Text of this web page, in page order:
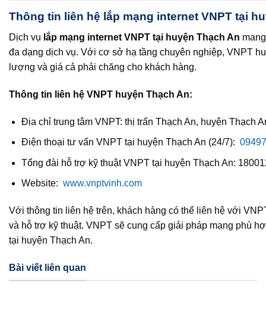
Thông tin liên hệ lắp mạng internet VNPT tại
Dịch vụ lắp mạng internet VNPT tại huyện Thạch An
đa dạng dịch vụ. Với cơ sở hạ tầng chuyên nghiệp, VNPT
lượng và giá cả phải chăng cho khách hàng.
Thông tin liên hệ VNPT huyện Thạch An:
Địa chỉ trung tâm VNPT: thị trấn Thạch An, huyện Thạch
Điện thoại tư vấn VNPT tại huyện Thạch An (24/7):
Tổng đài hỗ trợ kỹ thuật VNPT tại huyện Thạch An:
Website: www.vnptvinh.com
Với thông tin liên hệ trên, khách hàng có thể liên hệ với
và hỗ trợ kỹ thuật. VNPT sẽ cung cấp giải pháp mạng phù
tại huyện Thạch An.
Bài viết liên quan